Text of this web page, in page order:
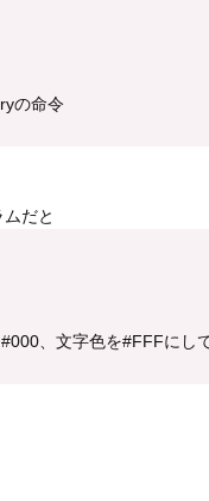
の命令
だと
、文字色を#FFFにし